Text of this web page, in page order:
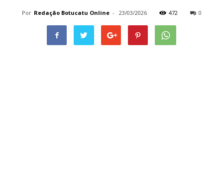
Por Redação Botucatu Online - 23/03/2026 472 0